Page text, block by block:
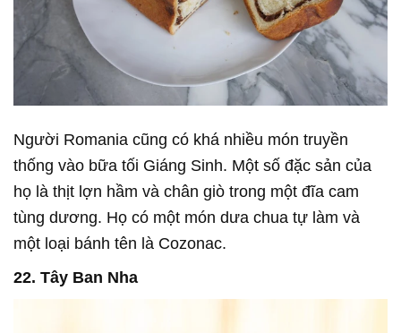
Người Romania cũng có khá nhiều món truyền
thống vào bữa tối Giáng Sinh. Một số đặc sản của
họ là thịt lợn hầm và chân giò trong một đĩa cam
tùng dương. Họ có một món dưa chua tự làm và
một loại bánh tên là Cozonac.
22. Tây Ban Nha